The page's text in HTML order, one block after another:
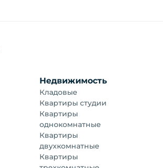
Недвижимость
Кладовые
Квартиры студии
Квартиры
однокомнатные
Квартиры
двухкомнатные
Квартиры